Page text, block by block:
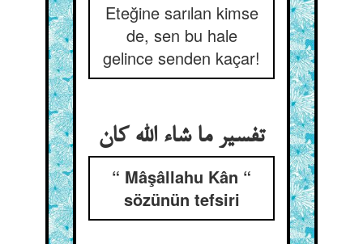
Eteğine sarılan kimse
de, sen bu hale
gelince senden kaçar!
“ Mâşâllahu Kân “
sözünün tefsiri